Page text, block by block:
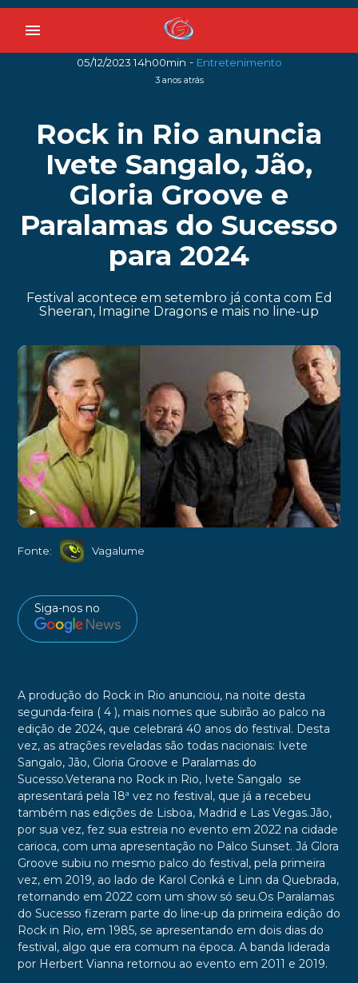
menu
05/12/2023 14h00min - Entretenimento
3 anos atrás
Rock in Rio anuncia
Ivete Sangalo, Jão,
Gloria Groove e
Paralamas do Sucesso
para 2024
Festival acontece em setembro já conta com Ed
Sheeran, Imagine Dragons e mais no line-up
►
Fonte: Vagalume
Siga-nos no
A produção do Rock in Rio anunciou, na noite desta
segunda-feira ( 4 ), mais nomes que subirão ao palco na
edição de 2024, que celebrará 40 anos do festival. Desta
vez, as atrações reveladas são todas nacionais: Ivete
Sangalo, Jão, Gloria Groove e Paralamas do
Sucesso.Veterana no Rock in Rio, Ivete Sangalo se
apresentará pela 18ª vez no festival, que já a recebeu
também nas edições de Lisboa, Madrid e Las Vegas.Jão,
por sua vez, fez sua estreia no evento em 2022 na cidade
carioca, com uma apresentação no Palco Sunset. Já Glora
Groove subiu no mesmo palco do festival, pela primeira
vez, em 2019, ao lado de Karol Conká e Linn da Quebrada,
retornando em 2022 com um show só seu.Os Paralamas
do Sucesso fizeram parte do line-up da primeira edição do
Rock in Rio, em 1985, se apresentando em dois dias do
festival, algo que era comum na época. A banda liderada
por Herbert Vianna retornou ao evento em 2011 e 2019.